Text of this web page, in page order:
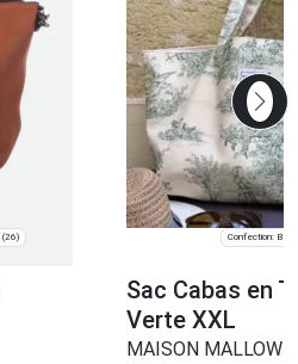
(26) Confection:
Sac Cabas en
Verte XXL
MAISON MALLOW